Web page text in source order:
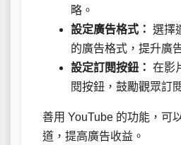
略。
設定廣告格式： 選擇
的廣告格式，提升廣
設定訂閱按鈕： 在影
閱按鈕，鼓勵觀眾訂
善用 YouTube 的功能，可
道，提高廣告收益。